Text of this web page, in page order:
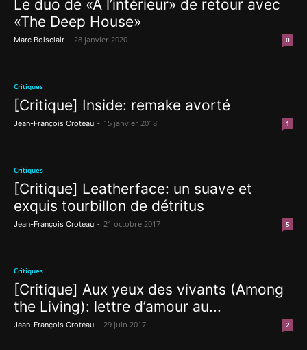
Le duo de «À l’intérieur» de retour avec
«The Deep House»
Marc Boisclair - 28 janvier 2020 0
Critiques
[Critique] Inside: remake avorté
Jean-François Croteau - 15 janvier 2018 1
Critiques
[Critique] Leatherface: un suave et
exquis tourbillon de détritus
Jean-François Croteau - 21 octobre 2017 5
Critiques
[Critique] Aux yeux des vivants (Among
the Living): lettre d’amour au...
Jean-François Croteau - 29 juin 2017 2